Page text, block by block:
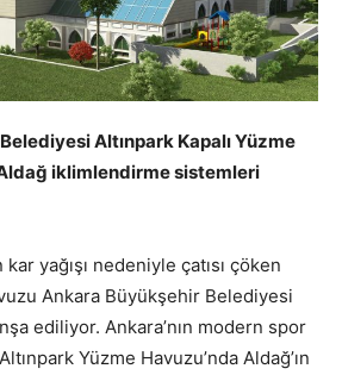
Altınpark Kapalı Yüzme
iklimlendirme sistemleri
kar yağışı nedeniyle çatısı çöken
Ankara Büyükşehir Belediyesi
ediliyor. Ankara’nın modern spor
Yüzme Havuzu’nda Aldağ’ın